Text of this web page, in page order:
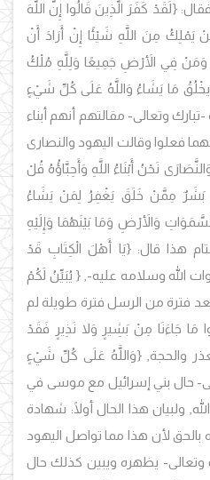
{لَقَدْ كَفَرَ الَّذِينَ قَالُوا إِنَّ اللَّهَ
مِنَ اللَّهِ شَيْئًا إِنْ أَرَادَ أَنْ
وَمَنْ فِي الأَرْضِ جَمِيعًا وَلِلَّهِ مُلْكُ
مَا يَشَاءُ وَاللَّهُ عَلَى كُلِّ شَيْءٍ
-تبارك وتعالى- مقالتهم أنهم أبناء
فعلوا وقالت اليهود والنصارى
نَحْنُ أَبْنَاءُ اللَّهِ وَأَحِبَّاؤُهُ قُلْ
بَشَرٌ مِمَّنْ خَلَقَ يَغْفِرُ لِمَنْ يَشَاءُ
وَالأَرْضِ وَمَا بَيْنَهُمَا وَإِلَيْهِ
هذا قال: {يَا أَهْلَ الْكِتَابِ قَدْ
الله وسلامه عليه-, { يُبَيِّنُ لَكُمْ
فترة من الرسل فترة طويلة لم
جَاءَنَا مِنْ بَشِيرٍ وَلا نَذِيرٍ فَقَدْ
والحجة, {وَاللَّهُ عَلَى كُلِّ شَيْءٍ
حال بني إسرائيل مع موسى في
ولبيان هذا الحال أولًا: شهادة
بالحق لأن هذا مما تواصل اليهود
وتعالى- يظهره ويبين كذلك حال